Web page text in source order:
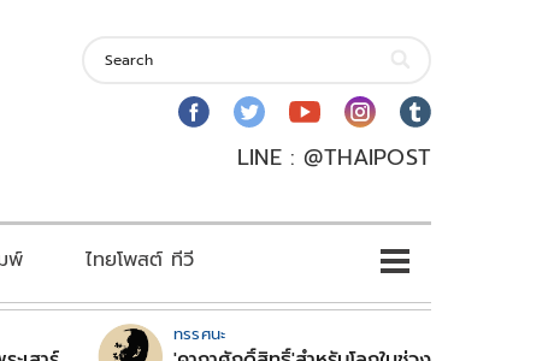
LINE : @THAIPOST
พ์ ไทยโพสต์ ทีวี
ทรรศนะ